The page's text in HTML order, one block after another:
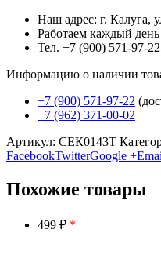
Наш адрес: г. Калуга,
Работаем каждый
Тел. +7 (900) 571-97-
Информацию о наличии
+7 (900) 571-97-22
+7 (962) 371-00-02
Артикул: СЕК0143Т
FacebookTwitterGoogle +
Похожие товары
499 ₽ *